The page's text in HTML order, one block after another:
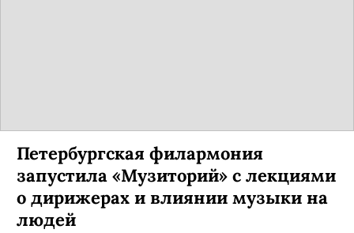
Петербургская филармония
запустила «Музиторий» с лекциями
о дирижерах и влиянии музыки на
людей